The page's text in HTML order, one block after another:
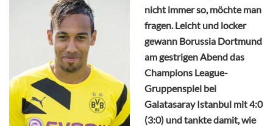
nicht immer so, möchte man
fragen. Leicht und locker
gewann Borussia Dortmund
am gestrigen Abend das
Champions League-
Gruppenspiel bei
Galatasaray Istanbul mit 4:0
(3:0) und tankte damit, wie